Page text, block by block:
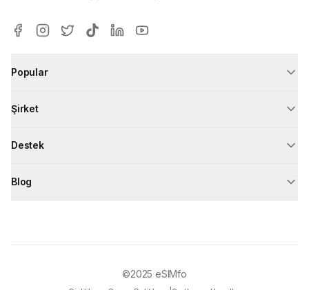
Popular
Şirket
Destek
Blog
©2025 eSIMfo